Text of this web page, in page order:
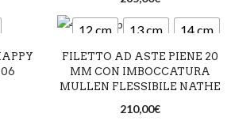
12 cm 13 cm 14 cm
FILETTO AD ASTE PIENE 20
MM CON IMBOCCATURA
MULLEN FLESSIBILE NATHE
210,00€